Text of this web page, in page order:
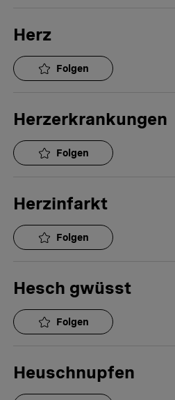
Herz
Folgen
Herzerkrankungen
Folgen
Herzinfarkt
Folgen
Hesch gwüsst
Folgen
Heuschnupfen